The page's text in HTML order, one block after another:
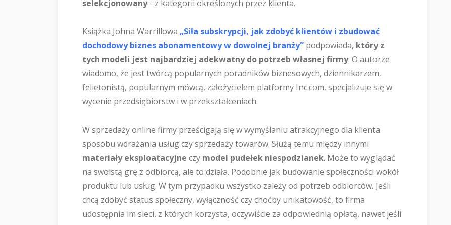
selekcjonowany- z kategorii określonych przez klienta.
Książka Johna Warrillowa „Siła subskrypcji, jak zdobyć klientów i zbudować
dochodowy biznes abonamentowy w dowolnej branży” podpowiada, który z
tych modeli jest najbardziej adekwatny do potrzeb własnej firmy. O autorze
wiadomo, że jest twórcą popularnych poradników biznesowych, dziennikarzem,
felietonistą, popularnym mówcą, założycielem platformy Inc.com, specjalizuje się w
wycenie przedsiębiorstw i w przekształceniach.
W sprzedaży online firmy prześcigają się w wymyślaniu atrakcyjnego dla klienta
sposobu wdrażania usług czy sprzedaży towarów. Służą temu między innymi
materiały eksploatacyjne czy model pudełek niespodzianek. Może to wyglądać
na swoistą grę z odbiorcą, ale to działa. Podobnie jak budowanie społeczności wokół
produktu lub usług. W tym przypadku wszystko zależy od potrzeb odbiorców. Jeśli
chcą zdobyć status społeczny, wyłączność czy choćby unikatowość, to firma
udostępnia im sieci, z których korzysta, oczywiście za odpowiednią opłatą, nawet jeśli